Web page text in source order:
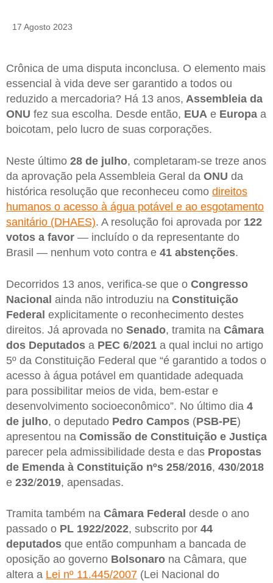
17 Agosto 2023
Crônica de uma disputa inconclusa. O elemento mais
essencial à vida deve ser garantido a todos ou
reduzido a mercadoria? Há 13 anos, Assembleia da
ONU fez sua escolha. Desde então, EUA e Europa a
boicotam, pelo lucro de suas corporações.
Neste último 28 de julho, completaram-se treze anos
da aprovação pela Assembleia Geral da ONU da
histórica resolução que reconheceu como direitos
humanos o acesso à água potável e ao esgotamento
sanitário (DHAES). A resolução foi aprovada por 122
votos a favor — incluído o da representante do
Brasil — nenhum voto contra e 41 abstenções.
Decorridos 13 anos, verifica-se que o Congresso
Nacional ainda não introduziu na Constituição
Federal explicitamente o reconhecimento destes
direitos. Já aprovada no Senado, tramita na Câmara
dos Deputados a PEC 6/2021 a qual inclui no artigo
5º da Constituição Federal que “é garantido a todos o
acesso à água potável em quantidade adequada
para possibilitar meios de vida, bem-estar e
desenvolvimento socioeconômico”. No último dia 4
de julho, o deputado Pedro Campos (PSB-PE)
apresentou na Comissão de Constituição e Justiça
parecer pela admissibilidade desta e das Propostas
de Emenda à Constituição nºs 258/2016, 430/2018
e 232/2019, apensadas.
Tramita também na Câmara Federal desde o ano
passado o PL 1922/2022, subscrito por 44
deputados que então compunham a bancada de
oposição ao governo Bolsonaro na Câmara, que
altera a Lei nº 11.445/2007 (Lei Nacional do